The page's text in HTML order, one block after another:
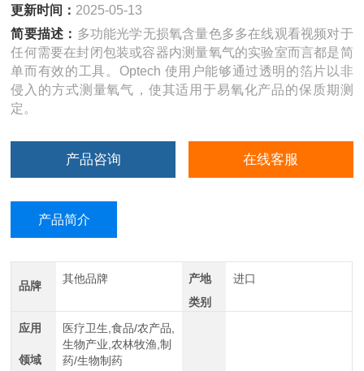
更新时间： 2025-05-13
简要描述： 多功能光学无损氧含量色多多在线观看视频对于
任何需要在封闭包装或容器内测量氧气的实验室而言都是简
单而有效的工具。Optech 使用户能够通过透明的箔片以非
侵入的方式测量氧气，使其适用于易氧化产品的保质期测
定。
产品咨询 在线客服
产品简介
品牌
其他品牌
产地
类别
进口
应用
领域
医疗卫生,食品/农产品,
生物产业,农林牧渔,制
药/生物制药